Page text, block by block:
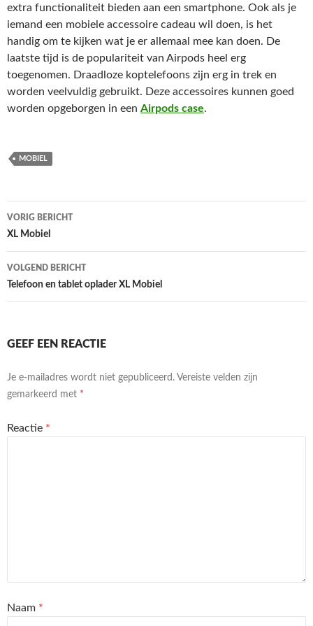
extra functionaliteit bieden aan een smartphone. Ook als je
iemand een mobiele accessoire cadeau wil doen, is het
handig om te kijken wat je er allemaal mee kan doen. De
laatste tijd is de populariteit van Airpods heel erg
toegenomen. Draadloze koptelefoons zijn erg in trek en
worden veelvuldig gebruikt. Deze accessoires kunnen goed
worden opgeborgen in een Airpods case.
MOBIEL
Bericht
navigatie
VORIG BERICHT
XL Mobiel
VOLGEND BERICHT
Telefoon en tablet oplader XL Mobiel
GEEF EEN REACTIE
Je e-mailadres wordt niet gepubliceerd. Vereiste velden zijn
gemarkeerd met *
Reactie *
Naam *